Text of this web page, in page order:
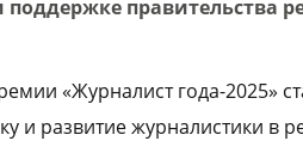
правительства
«Журналист года-2025»
и развитие журналистики в